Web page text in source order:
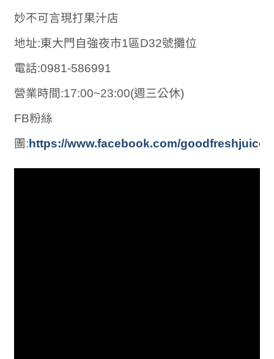
妙不可言現打果汁店
地址:東大門自強夜市1區D32號攤位
電話:0981-586991
營業時間:17:00~23:00(週三公休)
FB粉絲
團:https://www.facebook.com/goodfreshjuice/